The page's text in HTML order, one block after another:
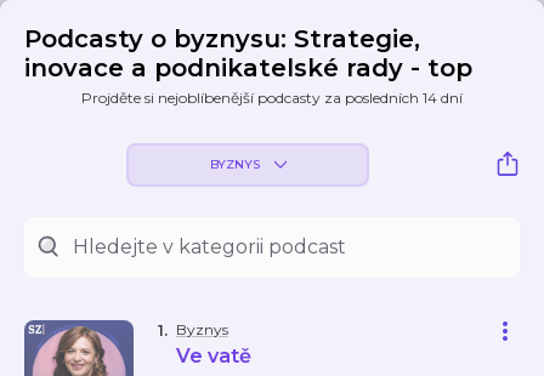
Podcasty o byznysu: Strategie,
inovace a podnikatelské rady - top
Projděte si nejoblíbenější podcasty za posledních 14 dní
BYZNYS
Byznys
Ve vatě
1.